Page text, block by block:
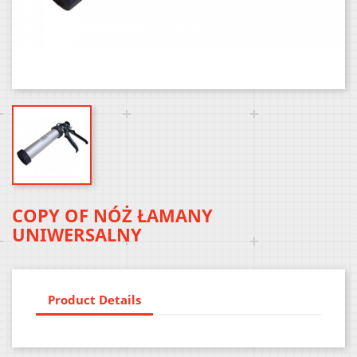
COPY OF NÓŻ ŁAMANY
UNIWERSALNY
Product Details